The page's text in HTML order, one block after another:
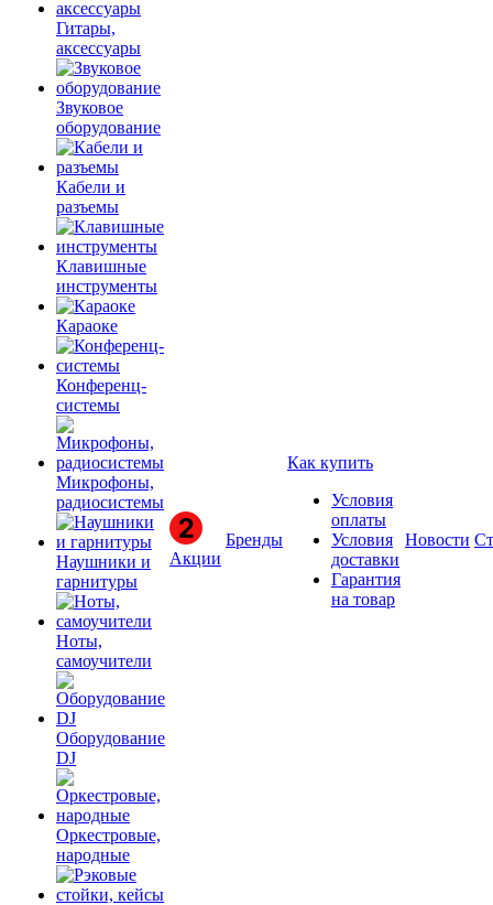
Гитары,
аксессуары
Звуковое
оборудование
Кабели и
разъемы
Клавишные
инструменты
Караоке
Конференц-
системы
Микрофоны,
радиосистемы
Наушники и
гарнитуры
Ноты,
самоучители
Оборудование
DJ
Оркестровые,
народные
Акции
Бренды
Как купить
Условия
оплаты
Условия
доставки
Гарантия
на товар
Новости